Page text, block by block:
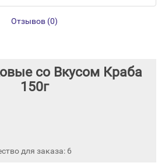
Отзывов (0)
со Вкусом Краба
150г
для заказа: 6